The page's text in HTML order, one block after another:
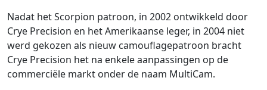
Nadat het Scorpion patroon, in 2002 ontwikkeld door
Crye Precision en het Amerikaanse leger, in 2004 niet
werd gekozen als nieuw camouflagepatroon bracht
Crye Precision het na enkele aanpassingen op de
commerciële markt onder de naam MultiCam.